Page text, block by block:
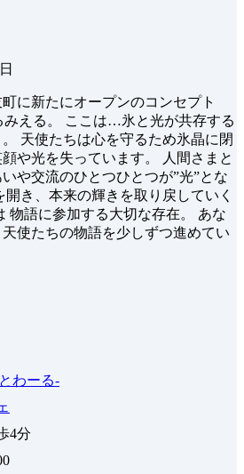
に新たにオープンのコンセプト
みえる。 ここは…氷と光が共存する
天使たちは心を守るため氷晶に閉
や光を失っています。 人間さまと
や交流のひとつひとつが”光”とな
開き、本来の輝きを取り戻していく
物語に参加する大切な存在。 あな
使たちの物語を少しずつ進めてい
わーる-
4分